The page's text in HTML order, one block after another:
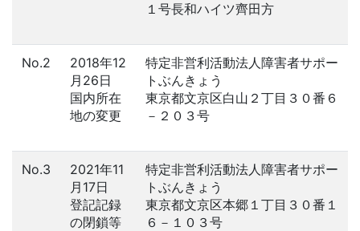
１号長和ハイツ齊田方
No.2
2018年12
月26日
国内所在
地の変更
特定非営利活動法人障害者サポー
トぶんきょう
東京都文京区白山２丁目３０番６
－２０３号
No.3
2021年11
月17日
登記記録
の閉鎖等
特定非営利活動法人障害者サポー
トぶんきょう
東京都文京区本郷１丁目３０番１
６－１０３号